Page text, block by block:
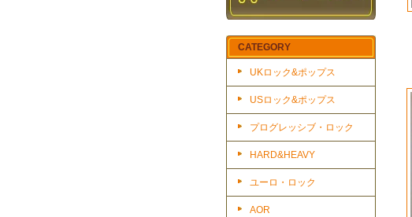
CATEGORY
UKロック&ポップス
USロック&ポップス
プログレッシブ・ロック
HARD&HEAVY
ユーロ・ロック
AOR